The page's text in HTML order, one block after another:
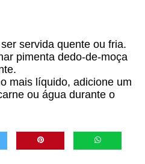
servida quente ou fria.
pimenta dedo-de-moça
mais líquido, adicione um
ou água durante o